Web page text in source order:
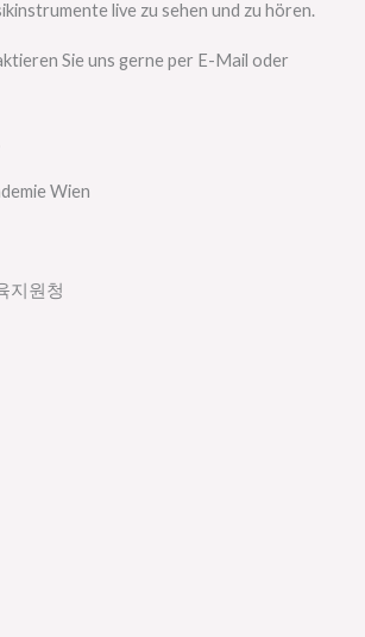
live zu sehen und zu hören.
Sie uns gerne per E-Mail oder
Wien
지원청